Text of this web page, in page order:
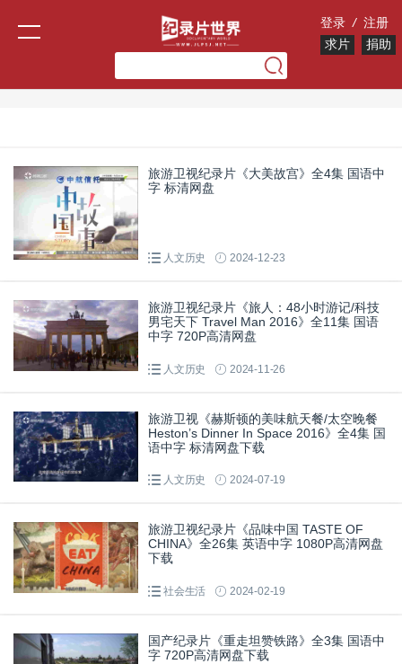
登录 / 注册
求片
捐助
旅游卫视纪录片《大美故宫》全4集 国语中
字 标清网盘
人文历史 2024-12-23
旅游卫视纪录片《旅人：48小时游记/科技
男宅天下 Travel Man 2016》全11集 国语
中字 720P高清网盘
人文历史 2024-11-26
旅游卫视《赫斯顿的美味航天餐/太空晚餐
Heston’s Dinner In Space 2016》全4集 国
语中字 标清网盘下载
人文历史 2024-07-19
旅游卫视纪录片《品味中国 TASTE OF
CHINA》全26集 英语中字 1080P高清网盘
下载
社会生活 2024-02-19
国产纪录片《重走坦赞铁路》全3集 国语中
字 720P高清网盘下载